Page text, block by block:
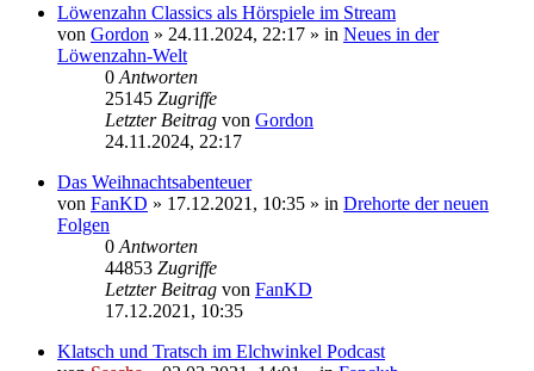
Löwenzahn Classics als Hörspiele im Stream
von Gordon » 24.11.2024, 22:17 » in Neues in der
Löwenzahn-Welt
0 Antworten
25145 Zugriffe
Letzter Beitrag von Gordon
24.11.2024, 22:17
Das Weihnachtsabenteuer
von FanKD » 17.12.2021, 10:35 » in Drehorte der neuen
Folgen
0 Antworten
44853 Zugriffe
Letzter Beitrag von FanKD
17.12.2021, 10:35
Klatsch und Tratsch im Elchwinkel Podcast